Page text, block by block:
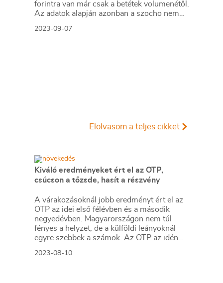
forintra van már csak a betétek volumenétől.
Az adatok alapján azonban a szocho nem
mint azt remélni lehetett.
2023-09-07
Elolvasom a teljes cikket
Kiváló eredményeket ért el az OTP,
csúcson a tőzsde, hasít a részvény
A várakozásoknál jobb eredményt ért el az
OTP az idei első félévben és a második
negyedévben. Magyarországon nem túl
fényes a helyzet, de a külföldi leányoknál
egyre szebbek a számok. Az OTP az idén
2023-08-10